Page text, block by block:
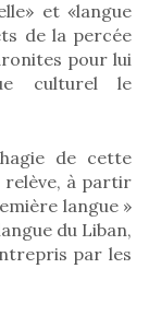
et «langue
de la percée
pour lui
culturel le
de cette
relève, à partir
langue »
du Liban,
par les